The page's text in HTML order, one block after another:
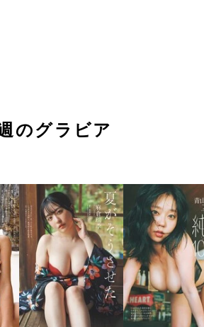
のグラビア
溝端 葵『もう
つの、あおい
で。』